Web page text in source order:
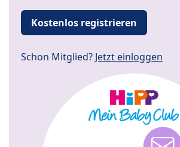
Kostenlos registrieren
Schon Mitglied? Jetzt einloggen